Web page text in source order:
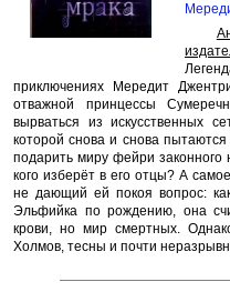
приключениях Мередит
отважной принцессы
вырваться из искусственных
которой снова и снова
подарить миру фейри
кого изберёт в его отцы? А
не дающий ей покоя вопрос:
Эльфийка по рождению, она
крови, но мир смертных.
Холмов, тесны и почти